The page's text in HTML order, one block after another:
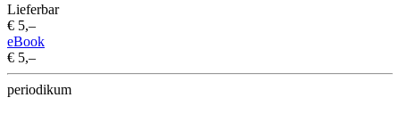
Lieferbar
€ 5,–
eBook
€ 5,–
periodikum